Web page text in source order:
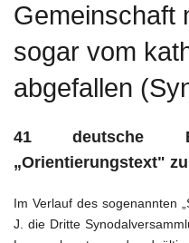
Gemeinschaft
sogar vom
abgefallen
41 deutsche
„Orientierungstext" zu
Im Verlauf des sogenannten
J. die Dritte